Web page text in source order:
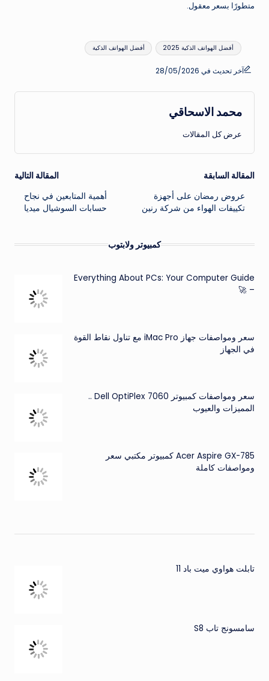
متطورًا بسعر معقول.
العلامات: أفضل الهواتف الذكية أفضل الهواتف الذكية 2025
آخر تحديث في 28/05/2026
محمد الاسحاقي
عرض كل المقالات
تصفّح
المقالات
المقالة السابقة
عروض رمضان على أجهزة
تكييفات الهواء من شركة رنين
المقالة التالية
أهمية المتابعين في نجاح
حسابات السوشيال ميديا
كمبيوتر ولابتوب
Everything About PCs: Your Computer Guide
– 🚀
سعر ومواصفات جهاز iMac Pro مع تناول نقاط القوة
في الجهاز
سعر ومواصفات كمبيوتر Dell OptiPlex 7060 ..
المميزات والعيوب
Acer Aspire GX-785 كمبيوتر مكتبي سعر
ومواصفات كاملة
تابلت هواوي ميت باد 11
سامسونج تاب S8